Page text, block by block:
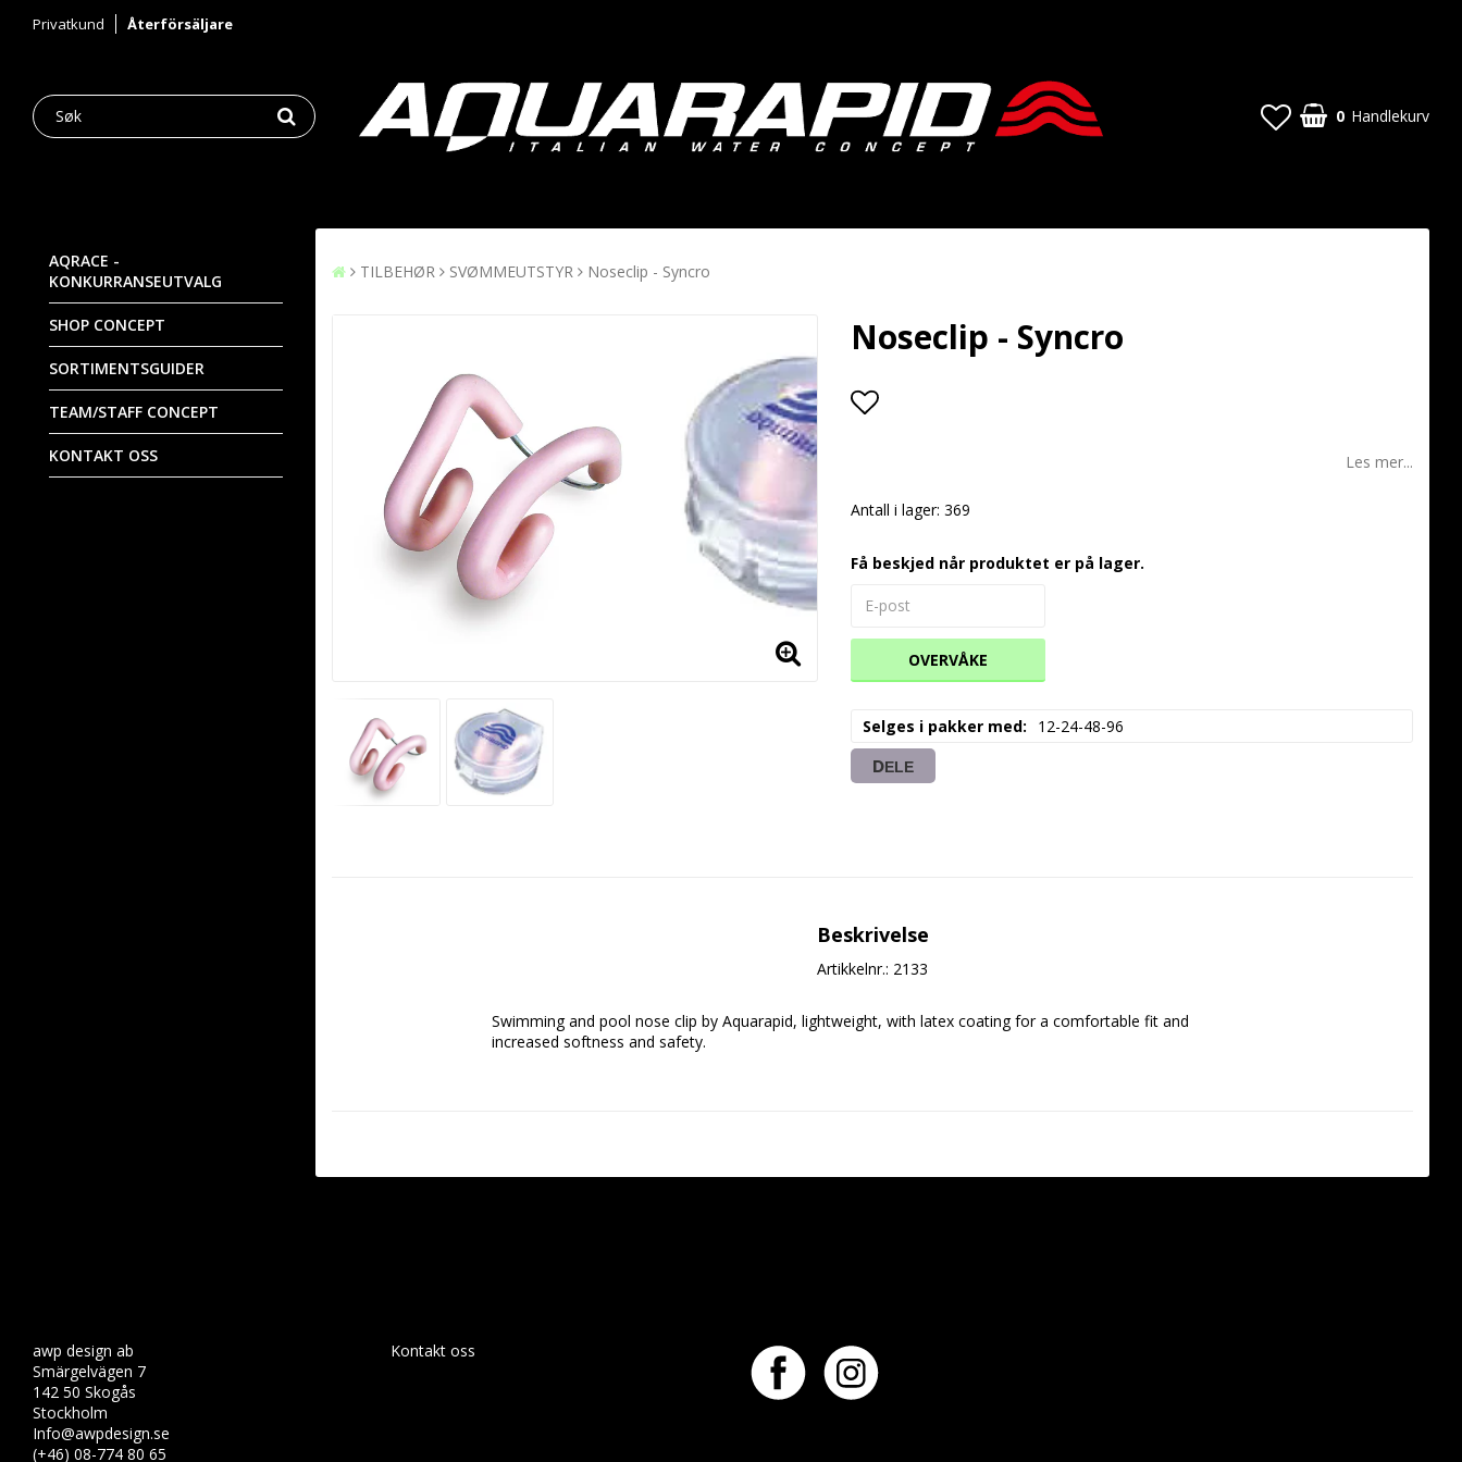
Privatkund Återförsäljare
0 Handlekurv
AQRACE -
KONKURRANSEUTVALG
SHOP CONCEPT
SORTIMENTSGUIDER
TEAM/STAFF CONCEPT
KONTAKT OSS
TILBEHØR SVØMMEUTSTYR Noseclip - Syncro
Noseclip - Syncro
Les mer...
Antall i lager: 369
Få beskjed når produktet er på lager.
OVERVÅKE
Selges i pakker med 12-24-48-96
DELE
Beskrivelse
Artikkelnr.: 2133
Swimming and pool nose clip by Aquarapid, lightweight, with latex coating for a comfortable fit and
increased softness and safety.
awp design ab
Smärgelvägen 7
142 50 Skogås
Stockholm
Info@awpdesign.se
(+46) 08-774 80 65
Kontakt oss